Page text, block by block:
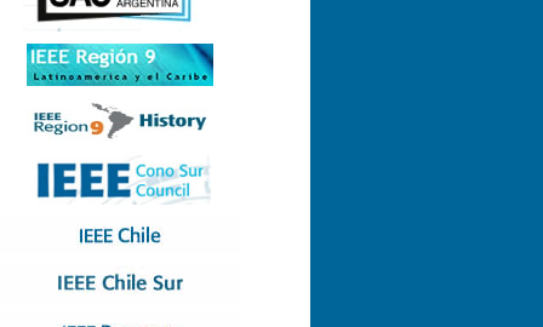
1 (07-09-2023)
7 (21-11-2022)
5 (31-08-2022)
3 (13-05-2022)